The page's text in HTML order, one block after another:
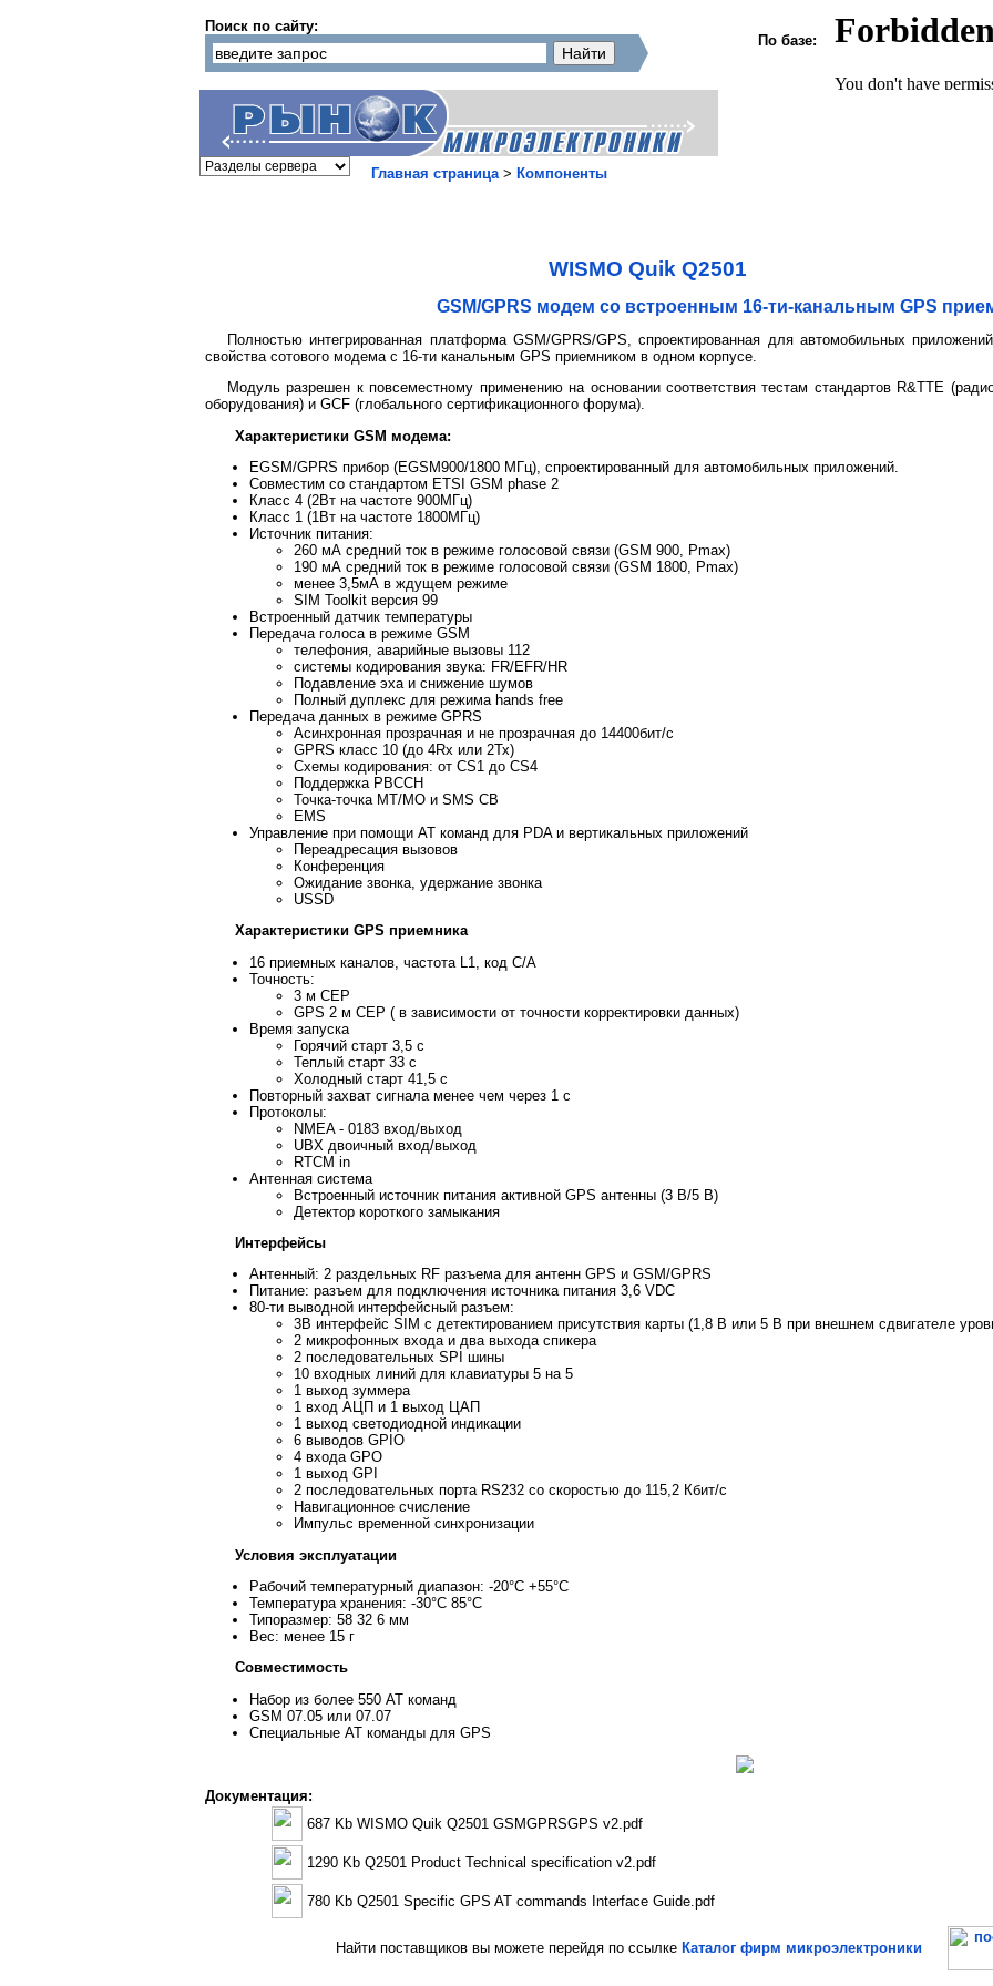
Поиск по сайту:
По базе:
Главная страница> Компоненты
WISMO Quik Q2501
GSM/GPRS модем со встроенным 16-ти-канальным GPS
Полностью интегрированная платформа GSM/GPRS/GPS, спроектированная для автомобильных
свойства сотового модема с 16-ти канальным GPS приемником в одном корпусе.
Модуль разрешен к повсеместному применению на основании соответствия тестам стандартов R&TTE
оборудования) и GCF (глобального сертификационного форума).
Характеристики GSM модема:
EGSM/GPRS прибор (EGSM900/1800 МГц), спроектированный для автомобильных приложений.
Совместим со стандартом ETSI GSM phase 2
Класс 4 (2Вт на частоте 900МГц)
Класс 1 (1Вт на частоте 1800МГц)
Источник питания:
260 мА средний ток в режиме голосовой связи (GSM 900, Pmax)
190 мА средний ток в режиме голосовой связи (GSM 1800, Pmax)
менее 3,5мА в ждущем режиме
SIM Toolkit версия 99
Встроенный датчик температуры
Передача голоса в режиме GSM
телефония, аварийные вызовы 112
системы кодирования звука: FR/EFR/HR
Подавление эха и снижение шумов
Полный дуплекс для режима hands free
Передача данных в режиме GPRS
Асинхронная прозрачная и не прозрачная до 14400бит/с
GPRS класс 10 (до 4Rx или 2Тх)
Схемы кодирования: от CS1 до CS4
Поддержка PBCCH
Точка-точка MT/MO и SMS CB
EMS
Управление при помощи АТ команд для PDA и вертикальных приложений
Переадресация вызовов
Конференция
Ожидание звонка, удержание звонка
USSD
Характеристики GPS приемника
16 приемных каналов, частота L1, код С/А
Точность:
3 м СЕР
GPS 2 м CEP ( в зависимости от точности корректировки данных)
Время запуска
Горячий старт 3,5 с
Теплый старт 33 с
Холодный старт 41,5 с
Повторный захват сигнала менее чем через 1 с
Протоколы:
NMEA - 0183 вход/выход
UBX двоичный вход/выход
RTCM in
Антенная система
Встроенный источник питания активной GPS антенны (3 В/5 В)
Детектор короткого замыкания
Интерфейсы
Антенный: 2 раздельных RF разъема для антенн GPS и GSM/GPRS
Питание: разъем для подключения источника питания 3,6 VDC
80-ти выводной интерфейсный разъем:
3В интерфейс SIM с детектированием присутствия карты (1,8 В или 5 В при внешнем сдвигателе
2 микрофонных входа и два выхода спикера
2 последовательных SPI шины
10 входных линий для клавиатуры 5 на 5
1 выход зуммера
1 вход АЦП и 1 выход ЦАП
1 выход светодиодной индикации
6 выводов GPIO
4 входа GPO
1 выход GPI
2 последовательных порта RS232 со скоростью до 115,2 Кбит/с
Навигационное счисление
Импульс временной синхронизации
Условия эксплуатации
Рабочий температурный диапазон: -20°С +55°С
Температура хранения: -30°С 85°С
Типоразмер: 58 32 6 мм
Вес: менее 15 г
Совместимость
Набор из более 550 АТ команд
GSM 07.05 или 07.07
Специальные АТ команды для GPS
Документация:
687 Kb WISMO Quik Q2501 GSMGPRSGPS v2.pdf
1290 Kb Q2501 Product Technical specification v2.pdf
780 Kb Q2501 Specific GPS AT commands Interface Guide.pdf
Найти поставщиков вы можете перейдя по ссылке Каталог фирм микроэлектроники